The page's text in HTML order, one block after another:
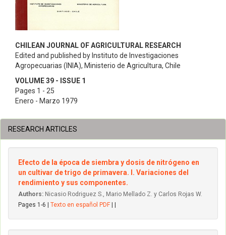
CHILEAN JOURNAL OF AGRICULTURAL RESEARCH
Edited and published by Instituto de Investigaciones
Agropecuarias (INIA), Ministerio de Agricultura, Chile
VOLUME 39 - ISSUE 1
Pages 1 - 25
Enero - Marzo 1979
RESEARCH ARTICLES
Efecto de la época de siembra y dosis de nitrógeno en
un cultivar de trigo de primavera. I. Variaciones del
rendimiento y sus componentes.
Authors: Nicasio Rodriguez S., Mario Mellado Z. y Carlos Rojas W.
Pages 1-6 | Texto en español PDF